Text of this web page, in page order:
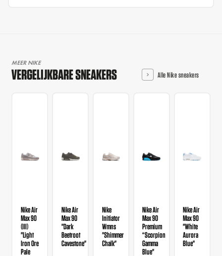
MEER NIKE
VERGELIJKBARE SNEAKERS Alle Nike sneakers
Nike Air
Max 90
(III)
"Light
Iron Ore
Pale
Nike Air
Max 90
"Dark
Beetroot
Cavestone"
Nike
Initiator
Wmns
"Shimmer
Chalk"
Nike Air
Max 90
Premium
“Scorpion
Gamma
Blue"
Nike Air
Max 90
"White
Aurora
Blue"